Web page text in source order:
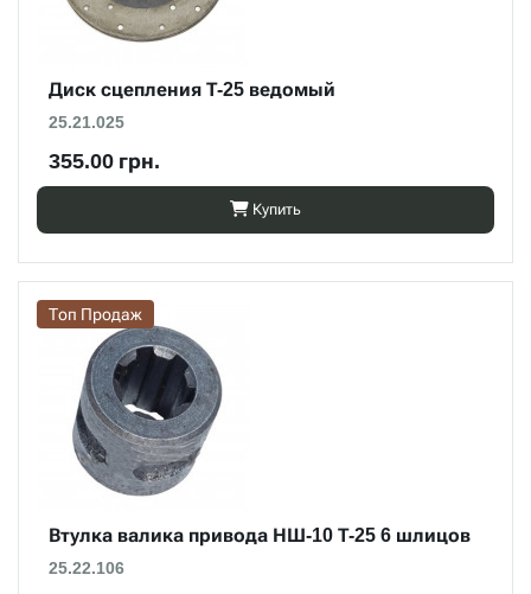
Диск сцепления Т-25 ведомый
25.21.025
355.00 грн.
Купить
Топ Продаж
Втулка валика привода НШ-10 Т-25 6 шлицов
25.22.106